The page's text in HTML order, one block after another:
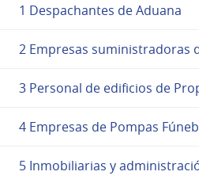
1 Despachantes de Aduana
2 Empresas suministradoras
3 Personal de edificios de
4 Empresas de Pompas
5 Inmobiliarias y